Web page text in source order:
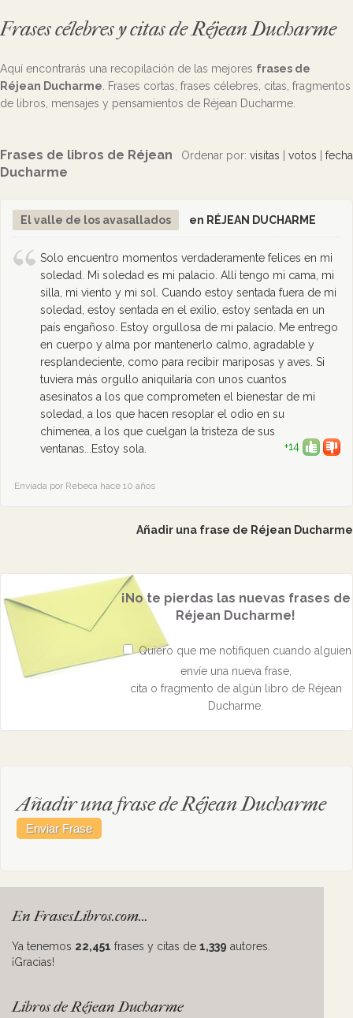
Frases célebres y citas de Réjean Ducharme
Aquí encontrarás una recopilación de las mejores frases de
Réjean Ducharme . Frases cortas, frases célebres, citas, fragmentos
de libros, mensajes y pensamientos de Réjean Ducharme.
Ordenar por: visitas votos fecha
Frases de libros de Réjean
Ducharme
El valle de los avasallados en RÉJEAN DUCHARME
Solo encuentro momentos verdaderamente felices en mi
soledad. Mi soledad es mi palacio. Allí tengo mi cama, mi
silla, mi viento y mi sol. Cuando estoy sentada fuera de mi
soledad, estoy sentada en el exilio, estoy sentada en un
país engañoso. Estoy orgullosa de mi palacio. Me entrego
en cuerpo y alma por mantenerlo calmo, agradable y
resplandeciente, como para recibir mariposas y aves. Si
tuviera más orgullo aniquilaría con unos cuantos
asesinatos a los que comprometen el bienestar de mi
soledad, a los que hacen resoplar el odio en su
chimenea, a los que cuelgan la tristeza de sus
ventanas...Estoy sola.
+14
Enviada por Rebeca hace 10 años
Añadir una frase de Réjean Ducharme
¡No te pierdas las nuevas frases de
Réjean Ducharme!
Quiero que me notifiquen cuando alguien
envíe una nueva frase,
cita o fragmento de algún libro de Réjean
Ducharme.
Añadir una frase de Réjean Ducharme
En FrasesLibros.com...
Ya tenemos 22,451 frases y citas de 1,339 autores.
¡Gracias!
Libros de Réjean Ducharme